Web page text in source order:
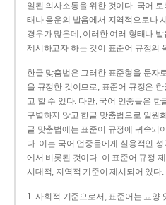
일된 의사소통을 위한 것이다. 국어
태나 음운의 발음에서 지역적으로나
경우가 많은데, 이러한 여러 형태나
제시하고자 하는 것이 표준어 규정의
한글 맞춤법은 그러한 표준형을 문자
을 규정한 것이므로, 표준어 규정은
고 할 수 있다. 다만, 국어 언중들은 한
구별하지 않고 한글 맞춤법으로 일원
글 맞춤법에는 표준어 규정에 귀속되
다. 이는 국어 언중들에게 실용적인
에서 비롯된 것이다. 이 표준어 규정
시대적, 지역적 기준이 제시되어 있다.
1. 사회적 기준으로서, 표준어는 교양